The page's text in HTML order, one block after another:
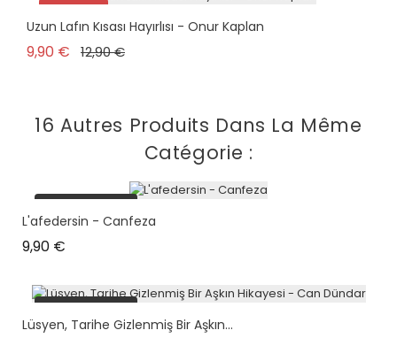
Promo !
Uzun Lafın Kısası Hayırlısı - Onur Kaplan
9,90 € Prix de base
12,90 €Prix
16 Autres Produits Dans La Même
Catégorie :
L'afedersin - Canfeza
9,90 €
plus en stock
Lüsyen, Tarihe Gizlenmiş Bir Aşkın...